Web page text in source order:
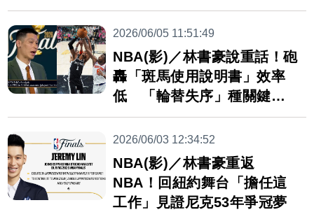
妙
2026/06/05 11:51:49
NBA(影)／林書豪說重話！砲
轟「斑馬使用說明書」效率
低 「輪替失序」種關鍵敗
因
2026/06/03 12:34:52
NBA(影)／林書豪重返
NBA！回紐約舞台「擔任這
工作」見證尼克53年爭冠夢